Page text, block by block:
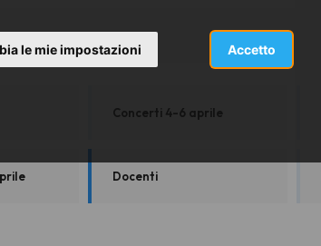
Accetto
le mie impostazioni
Concerti 4-6 aprile
Docenti